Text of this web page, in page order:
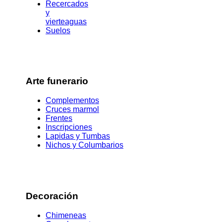
Recercados
y
vierteaguas
Suelos
Arte funerario
Complementos
Cruces marmol
Frentes
Inscripciones
Lapidas y Tumbas
Nichos y Columbarios
Decoración
Chimeneas